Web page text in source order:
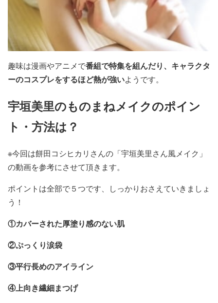
趣味は漫画やアニメで番組で特集を組んだり、キャラクタ
ーのコスプレをするほど熱が強いようです。
宇垣美里のものまねメイクのポイン
ト・方法は？
※今回は餅田コシヒカリさんの「宇垣美里さん風メイク」
の動画を参考にさせて頂きます。
ポイントは全部で５つです、しっかりおさえていきましょ
う！
①カバーされた厚塗り感のない肌
②ぷっくり涙袋
③平行長めのアイライン
④上向き繊細まつげ